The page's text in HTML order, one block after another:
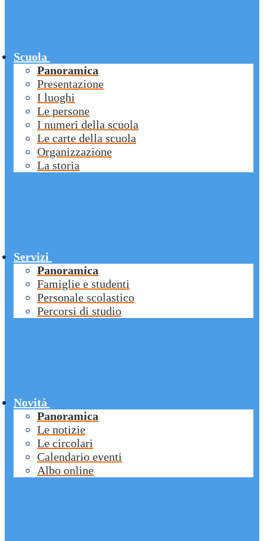
Scuola
Panoramica
Presentazione
I luoghi
Le persone
I numeri della scuola
Le carte della scuola
Organizzazione
La storia
Servizi
Panoramica
Famiglie e studenti
Personale scolastico
Percorsi di studio
Novità
Panoramica
Le notizie
Le circolari
Calendario eventi
Albo online